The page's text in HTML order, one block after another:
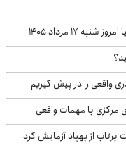
مرداد ۱۴۰۵
واقعی را در پیش گیریم
از پهپاد آزمایش کرد